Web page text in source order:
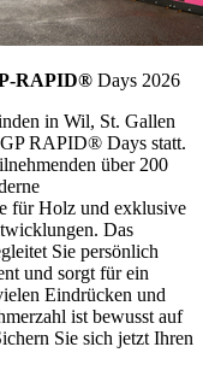
RAPID® Days 2026
in Wil, St. Gallen
RAPID® Days statt.
über 200
für Holz und exklusive
Das
Sie persönlich
und sorgt für ein
Eindrücken und
ist bewusst auf
Sie sich jetzt Ihren